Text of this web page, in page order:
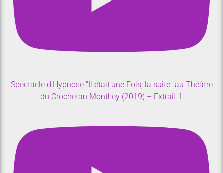
Spectacle d'Hypnose "Il était une Fois, la suite" au Théâtre
du Crochetan Monthey (2019) – Extrait 1